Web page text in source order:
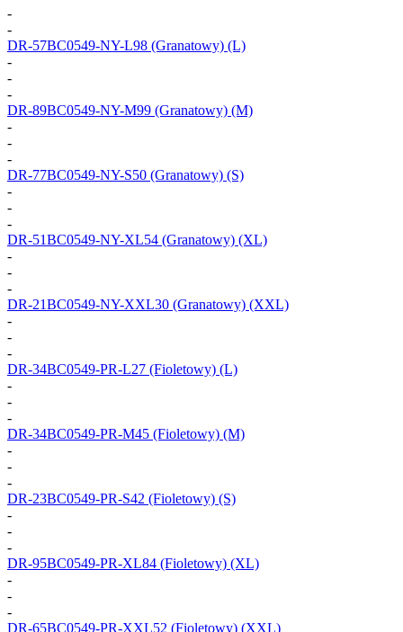
-
-
DR-57BC0549-NY-L98 (Granatowy) (L)
-
-
-
DR-89BC0549-NY-M99 (Granatowy) (M)
-
-
-
DR-77BC0549-NY-S50 (Granatowy) (S)
-
-
-
DR-51BC0549-NY-XL54 (Granatowy) (XL)
-
-
-
DR-21BC0549-NY-XXL30 (Granatowy) (XXL)
-
-
-
DR-34BC0549-PR-L27 (Fioletowy) (L)
-
-
-
DR-34BC0549-PR-M45 (Fioletowy) (M)
-
-
-
DR-23BC0549-PR-S42 (Fioletowy) (S)
-
-
-
DR-95BC0549-PR-XL84 (Fioletowy) (XL)
-
-
-
DR-65BC0549-PR-XXL52 (Fioletowy) (XXL)